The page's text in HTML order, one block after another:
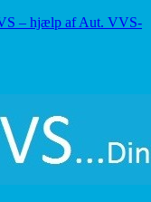
– hjælp af Aut. VVS-